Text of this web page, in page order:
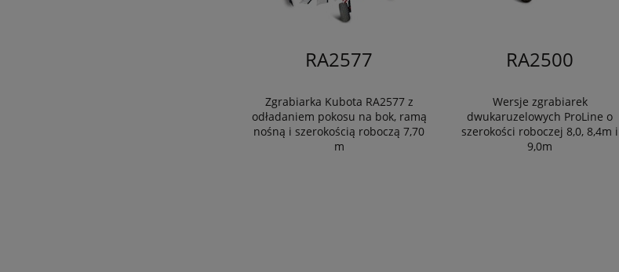
RA2577
Zgrabiarka Kubota RA2577 z
odładaniem pokosu na bok, ramą
nośną i szerokością roboczą 7,70
m
RA2500
Wersje zgrabiarek
dwukaruzelowych ProLine o
szerokości roboczej 8,0, 8,4m i
9,0m